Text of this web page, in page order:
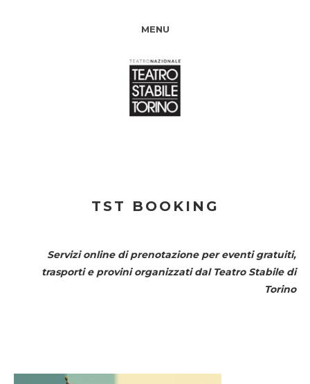
MENU
TST BOOKING
Servizi online di prenotazione per eventi gratuiti,
trasporti e provini organizzati dal Teatro Stabile di
Torino